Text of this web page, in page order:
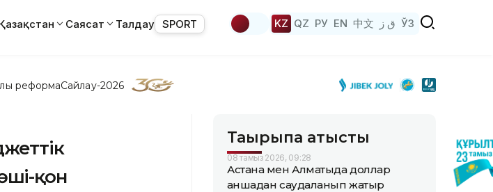
Саясат Талдау SPORT KZ QZ РУ EN 中文 ق ز ЎЗ
реформаСайлау-2026
қон
Тақырыпқа қатысты
08 тамыз 2026, 09:28
Астана мен Алматыда доллар
қаншадан саудаланып жатыр